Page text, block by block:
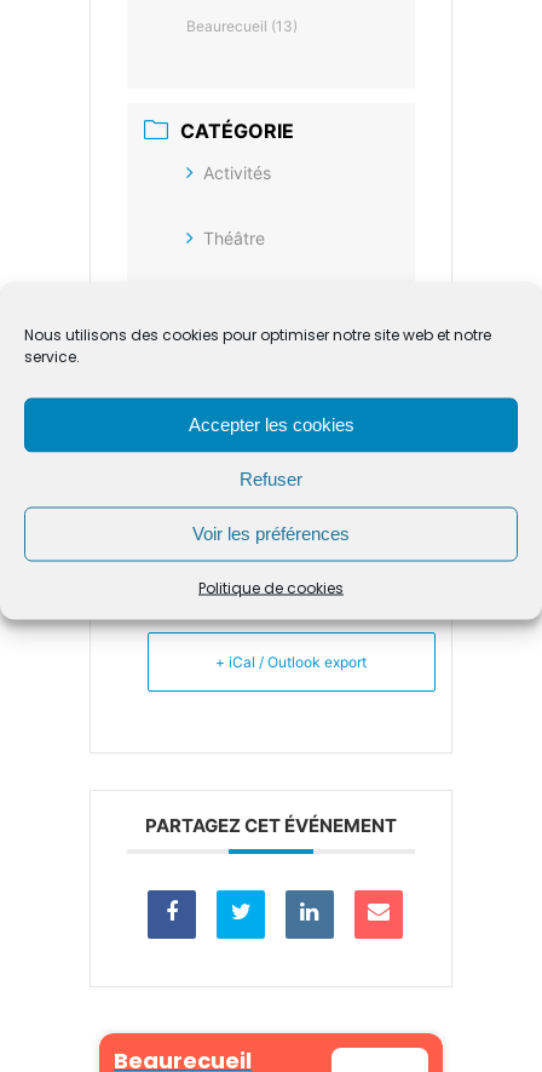
Nous utilisons des cookies pour optimiser notre site web et notre
service.
Accepter les cookies
Refuser
Voir les préférences
Politique de cookies
Beaurecueil (13)
CATÉGORIE
Activités
Théâtre
ORGANISATEUR
+ Ajouter à mon Agenda Google
+ iCal / Outlook export
PARTAGEZ CET ÉVÉNEMENT